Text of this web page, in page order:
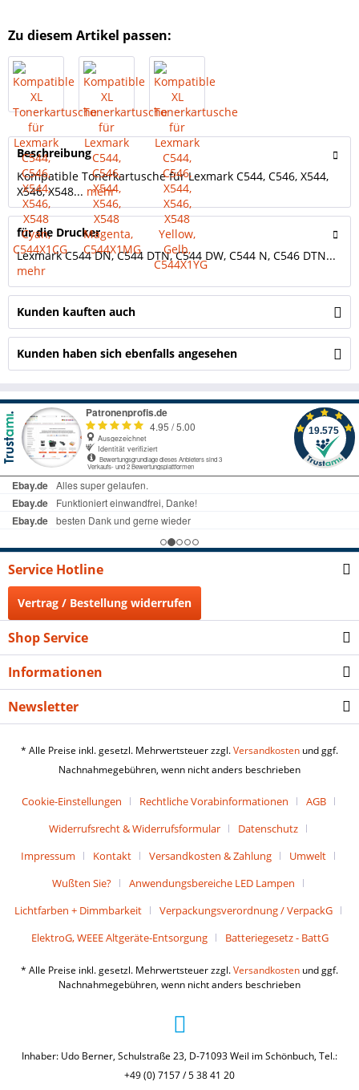
Zu diesem Artikel passen:
Beschreibung
Kompatible Tonerkartusche für Lexmark C544, C546, X544,
X546, X548... mehr
für die Drucker
Lexmark C544 DN, C544 DTN, C544 DW, C544 N, C546 DTN...
mehr
Kunden kauften auch
Kunden haben sich ebenfalls angesehen
Service Hotline
Vertrag / Bestellung widerrufen
Shop Service
Informationen
Newsletter
* Alle Preise inkl. gesetzl. Mehrwertsteuer zzgl.Versandkosten und ggf.
Nachnahmegebühren, wenn nicht anders beschrieben
Cookie-Einstellungen Rechtliche Vorabinformationen
AGB
Widerrufsrecht & Widerrufsformular
Datenschutz
Impressum
Kontakt Versandkosten & Zahlung
Umwelt
Wußten Sie?
Anwendungsbereiche LED Lampen
Lichtfarben + Dimmbarkeit
Verpackungsverordnung / VerpackG
ElektroG, WEEE Altgeräte-Entsorgung
Batteriegesetz - BattG
* Alle Preise inkl. gesetzl. Mehrwertsteuer zzgl.Versandkosten und ggf.
Nachnahmegebühren, wenn nicht anders beschrieben
Inhaber: Udo Berner, Schulstraße 23, D-71093 Weil im Schönbuch, Tel.:
+49 (0) 7157 / 5 38 41 20